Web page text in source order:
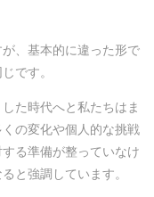
、基本的に違った形で
です。
た時代へと私たちはま
の変化や個人的な挑戦
る準備が整っていなけ
と強調しています。